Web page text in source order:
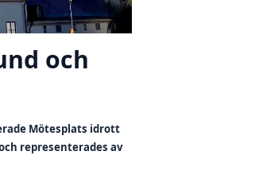
och
Mötesplats idrott
representerades av